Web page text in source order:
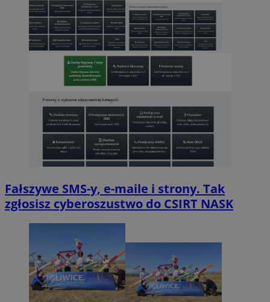
Fałszywe SMS-y, e-maile i strony. Tak
zgłosisz cyberoszustwo do CSIRT NASK